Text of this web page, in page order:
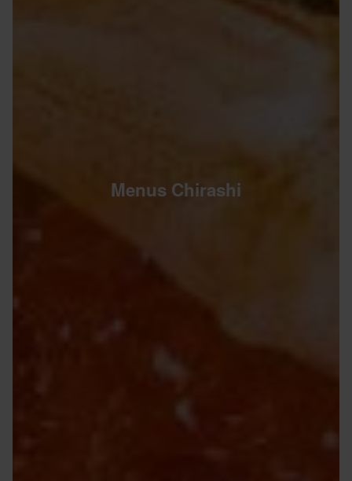
Menus Chirashi